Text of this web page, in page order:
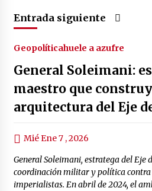
Entrada siguiente
Geopolíticahuele a azufre
General Soleimani:
maestro que
arquitectura del Eje
Mié Ene 7 , 2026
General Soleimani, estratega del Eje
coordinación militar y política contra
imperialistas. En abril de 2024, el